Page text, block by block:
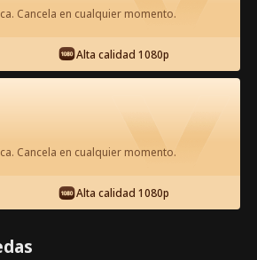
amor es una danza
Completa
Todos los Episodios
72 73
Cancela en cualquier momento.
Alta calidad 1080p
Cancela en cualquier momento.
Alta calidad 1080p